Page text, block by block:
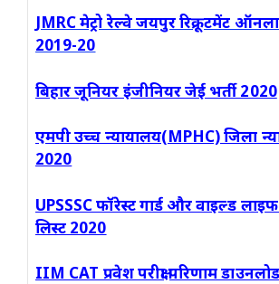
JMRC मेट्रो रेल्वे जयपुर रिक्रूटमेंट
2019-20
बिहार जूनियर इंजीनियर जेई भर्ती 2020
एमपी उच्च न्यायालय(MPHC) जिला
2020
UPSSSC फॉरेस्ट गार्ड और वाइल्ड लाइफ
लिस्ट 2020
IIM CAT प्रवेश परीक्षा परिणाम